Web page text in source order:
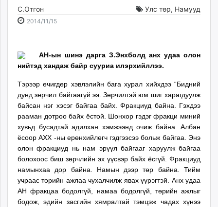
tovch.mn
Livetv.mn
Eguur.mn
shuud.mn
eagle.mn
zarig.mn
today.mn
zuv.mn
mminfo.mn
ugluu.mn
urlag.mn
unen.mn
С.Отгон Улс төр, Намууд
2014/11/152014-
20:39:32
2026-
03:31:02
АН-ын шинэ дарга З.Энхболд анх удаа олон
нийтэд хандаж байр сууриа илэрхийллээ.
Тэрээр өчигдөр хэвлэлийн бага хурал хийхдээ “Бидний
дунд зөрчил байгаагүй ээ. Зөрчилтэй юм шиг харагдуулж
байсан нэг хэсэг байгаа байх. Фракциуд байна. Гэхдээ
рааман дотроо байх ёстой. Шонхор гэдэг фракци миний
хувьд бусадтай адилхан хэмжээнд очиж байна. Албан
ёсоор АХХ -ны ерөнхийлөгч гэдгээсээ больж байгаа. Энэ
олон фракциуд нь нам эрүүл байгааг харуулж байгаа
болохоос биш зөрчлийн эх үүсвэр байх ёсгүй. Фракциуд
намынхаа дор байна. Намын дээр төр байна. Тийм
учраас төрийн ажлаа чухалчилж явах үүрэгтэй. Анх удаа
АН фракцаа бодолгүй, намаа бодолгүй, төрийн ажлыг
бодож, эдийн засгийн хямралтай тэмцэж чадах хүнээ